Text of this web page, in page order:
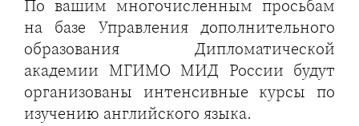
По вашим многочисленным просьбам
на базе Управления дополнительного
образования Дипломатической
академии МГИМО МИД России будут
организованы интенсивные курсы по
изучению английского языка.